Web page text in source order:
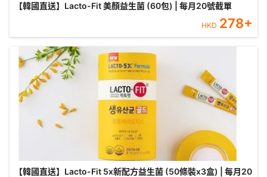
【韓國直送】Lacto-Fit 美顏益生菌 (60包) | 每月20號截單
HKD 278+
【韓國直送】Lacto-Fit 5x新配方益生菌 (50條裝x3盒) | 每月20